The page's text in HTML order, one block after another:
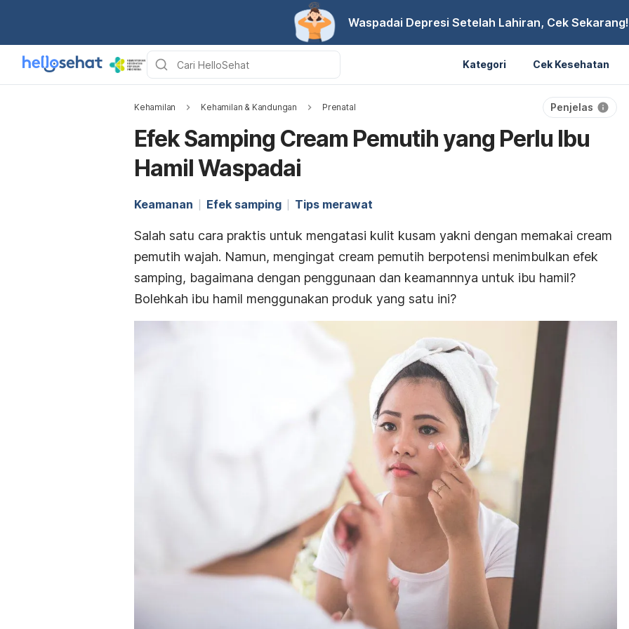
Waspadai Depresi Setelah Lahiran, Cek Sekarang!
Kategori Cek Kesehatan
Kehamilan Kehamilan & Kandungan Prenatal Penjelas
Efek Samping Cream Pemutih yang Perlu Ibu
Hamil Waspadai
Keamanan Efek samping Tips merawat
Salah satu cara praktis untuk mengatasi kulit kusam yakni dengan memakai cream
pemutih wajah. Namun, mengingat cream pemutih berpotensi menimbulkan efek
samping, bagaimana dengan penggunaan dan keamannnya untuk ibu hamil?
Bolehkah ibu hamil menggunakan produk yang satu ini?